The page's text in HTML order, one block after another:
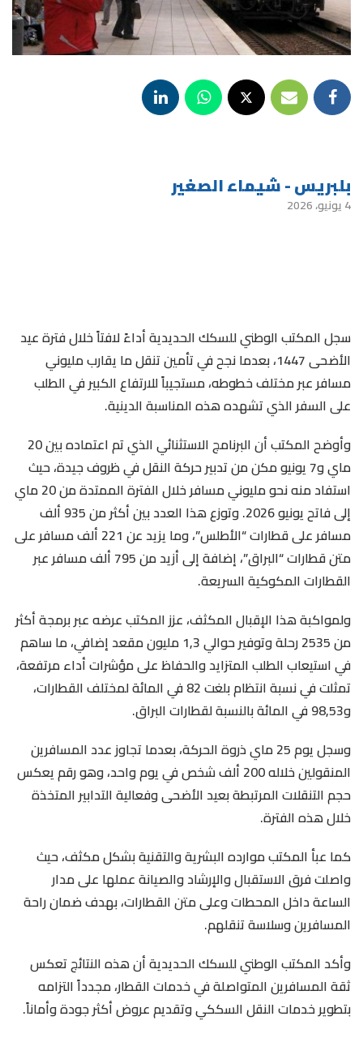
بلبريس - شيماء الصغير
4 يونيو، 2026
سجل المكتب الوطني للسكك الحديدية أداءً لافتاً خلال فترة عيد
الأضحى 1447، بعدما نجح في تأمين تنقل ما يقارب مليوني
مسافر عبر مختلف خطوطه، مستجيباً للارتفاع الكبير في الطلب
على السفر الذي تشهده هذه المناسبة الدينية.
وأوضح المكتب أن البرنامج الاستثنائي الذي تم اعتماده بين 20
ماي و7 يونيو مكن من تدبير حركة النقل في ظروف جيدة، حيث
استفاد منه نحو مليوني مسافر خلال الفترة الممتدة من 20 ماي
إلى فاتح يونيو 2026. وتوزع هذا العدد بين أكثر من 935 ألف
مسافر على قطارات “الأطلس”، وما يزيد عن 221 ألف مسافر على
متن قطارات “البراق”، إضافة إلى أزيد من 795 ألف مسافر عبر
القطارات المكوكية السريعة.
ولمواكبة هذا الإقبال المكثف، عزز المكتب عرضه عبر برمجة أكثر
من 2535 رحلة وتوفير حوالي 1,3 مليون مقعد إضافي، ما ساهم
في استيعاب الطلب المتزايد والحفاظ على مؤشرات أداء مرتفعة،
تمثلت في نسبة انتظام بلغت 82 في المائة لمختلف القطارات،
و98,53 في المائة بالنسبة لقطارات البراق.
وسجل يوم 25 ماي ذروة الحركة، بعدما تجاوز عدد المسافرين
المنقولين خلاله 200 ألف شخص في يوم واحد، وهو رقم يعكس
حجم التنقلات المرتبطة بعيد الأضحى وفعالية التدابير المتخذة
خلال هذه الفترة.
كما عبأ المكتب موارده البشرية والتقنية بشكل مكثف، حيث
واصلت فرق الاستقبال والإرشاد والصيانة عملها على مدار
الساعة داخل المحطات وعلى متن القطارات، بهدف ضمان راحة
المسافرين وسلاسة تنقلهم.
وأكد المكتب الوطني للسكك الحديدية أن هذه النتائج تعكس
ثقة المسافرين المتواصلة في خدمات القطار، مجدداً التزامه
بتطوير خدمات النقل السككي وتقديم عروض أكثر جودة وأماناً.